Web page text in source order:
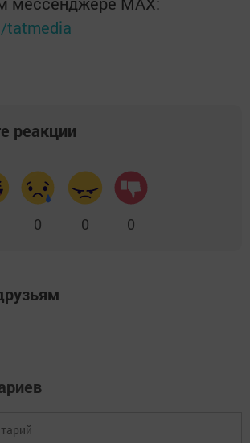
tatmedia
реакции
0 0 0